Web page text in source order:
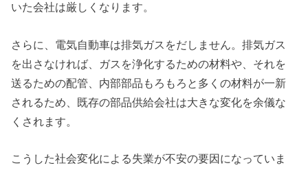
いた会社は厳しくなります。
さらに、電気自動車は排気ガスをだしません。排気ガス
を出さなければ、ガスを浄化するための材料や、それを
送るための配管、内部部品もろもろと多くの材料が一新
されるため、既存の部品供給会社は大きな変化を余儀な
くされます。
こうした社会変化による失業が不安の要因になっていま